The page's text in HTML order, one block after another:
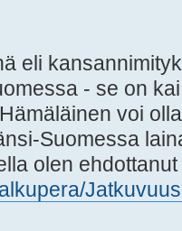
eli
- se on
voi
Suomessa
olen